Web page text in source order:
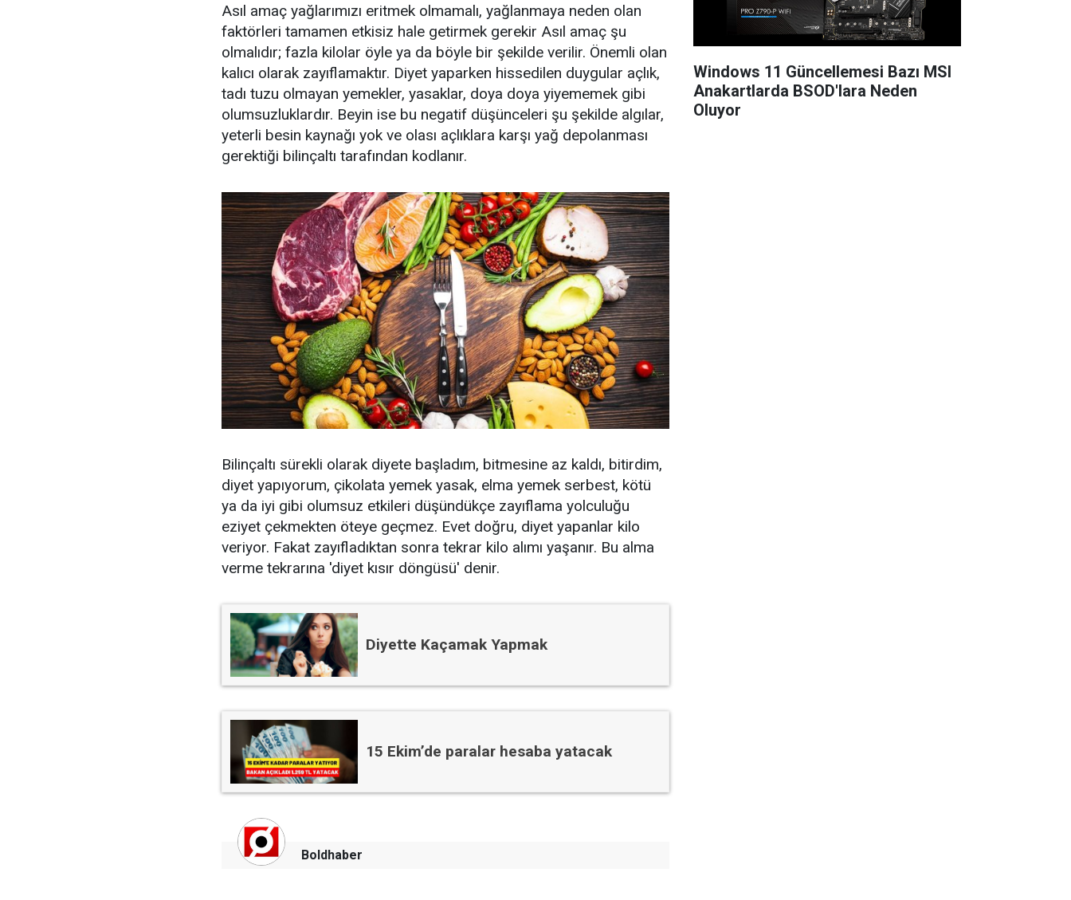
Asıl amaç yağlarımızı eritmek olmamalı, yağlanmaya neden olan
faktörleri tamamen etkisiz hale getirmek gerekir Asıl amaç şu
olmalıdır; fazla kilolar öyle ya da böyle bir şekilde verilir. Önemli olan
kalıcı olarak zayıflamaktır. Diyet yaparken hissedilen duygular açlık,
tadı tuzu olmayan yemekler, yasaklar, doya doya yiyememek gibi
olumsuzluklardır. Beyin ise bu negatif düşünceleri şu şekilde algılar,
yeterli besin kaynağı yok ve olası açlıklara karşı yağ depolanması
gerektiği bilinçaltı tarafından kodlanır.
Bilinçaltı sürekli olarak diyete başladım, bitmesine az kaldı, bitirdim,
diyet yapıyorum, çikolata yemek yasak, elma yemek serbest, kötü
ya da iyi gibi olumsuz etkileri düşündükçe zayıflama yolculuğu
eziyet çekmekten öteye geçmez. Evet doğru, diyet yapanlar kilo
veriyor. Fakat zayıfladıktan sonra tekrar kilo alımı yaşanır. Bu alma
verme tekrarına 'diyet kısır döngüsü' denir.
Diyette Kaçamak Yapmak
15 Ekim’de paralar hesaba yatacak
Boldhaber
Windows 11 Güncellemesi Bazı MSI
Anakartlarda BSOD'lara Neden
Oluyor